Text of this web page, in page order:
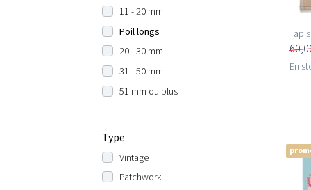
11 - 20 mm
Poil longs
20 - 30 mm
31 - 50 mm
51 mm ou plus
Type
Vintage
Patchwork
En